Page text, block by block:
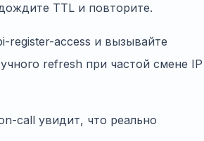
TTL и повторите.
register-access и вызывайте
refresh при частой смене IP
call увидит, что реально